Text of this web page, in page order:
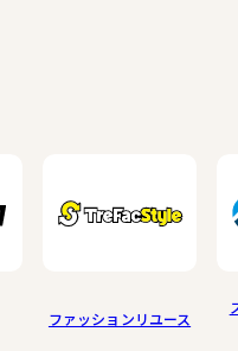
ファッションリユース